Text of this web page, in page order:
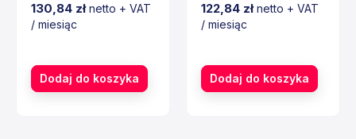
130,84 złnetto + VAT
/ miesiąc
Dodaj do koszyka
122,84 złnetto + VAT
/ miesiąc
Dodaj do koszyka